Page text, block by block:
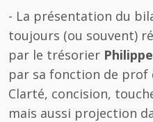
- La présentation du
toujours (ou souvent)
par le trésorier
par sa fonction de prof
Clarté, concision,
mais aussi projection